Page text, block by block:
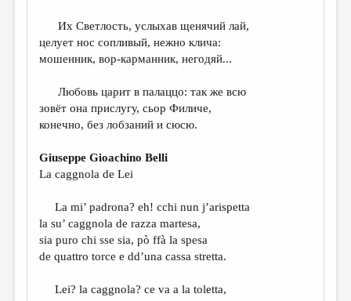
КОНКУРСЫ
КНИЖНАЯ ПОЛКА
ОБЗОР ЛИТЕРАТУРЫ
СТРАНИЦЫ ПАМЯТИ
ОБЪЯВЛЕНИЯ
КОЛОНКА РЕДАКТОРА
РЕДКОЛЛЕГИЯ
ОТ РЕДАКЦИИ
МАЛАЯ ПРОЗА
Их Светлость, услыхав щенячий лай,
целует нос сопливый, нежно клича:
мошенник, вор-карманник, негодяй...
Любовь царит в палаццо: так же всю
зовёт она прислугу, сьор Филиче,
конечно, без лобзаний и сюсю.
Giuseppe Gioachino Belli
La caggnola de Lei
La mi’ padrona? eh! cchi nun j’arispetta
la su’ caggnola de razza martesa,
sia puro chi sse sia, pò ffà la spesa
de quattro torce e dd’una cassa stretta.
Lei? la caggnola? ce va a la toletta,